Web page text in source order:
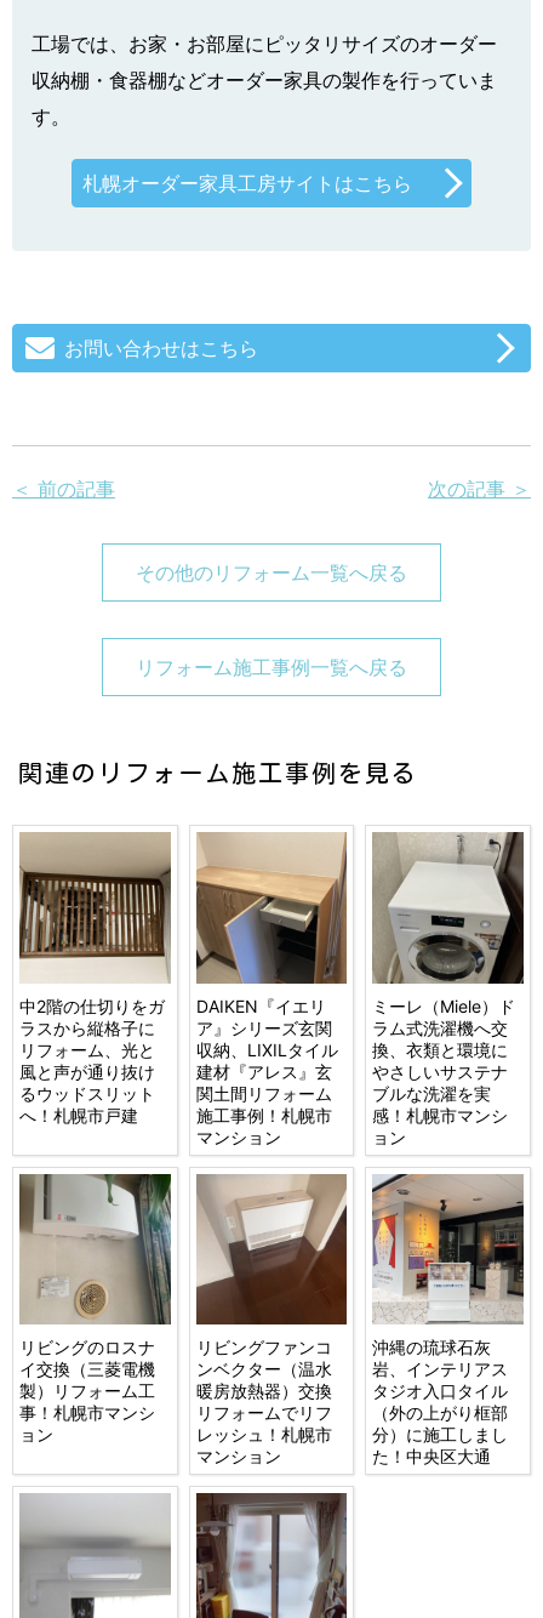
工場では、お家・お部屋にピッタリサイズのオーダー
収納棚・食器棚などオーダー家具の製作を行っていま
す。
札幌オーダー家具工房サイトはこちら
お問い合わせはこちら
＜ 前の記事 次の記事 ＞
その他のリフォーム一覧へ戻る
リフォーム施工事例一覧へ戻る
関連のリフォーム施工事例を見る
中2階の仕切りをガ
ラスから縦格子に
リフォーム、光と
風と声が通り抜け
るウッドスリット
へ！札幌市戸建
DAIKEN『イエリ
ア』シリーズ玄関
収納、LIXILタイル
建材『アレス』玄
関土間リフォーム
施工事例！札幌市
マンション
ミーレ（Miele）ド
ラム式洗濯機へ交
換、衣類と環境に
やさしいサステナ
ブルな洗濯を実
感！札幌市マンシ
ョン
リビングのロスナ
イ交換（三菱電機
製）リフォーム工
事！札幌市マンシ
ョン
リビングファンコ
ンベクター（温水
暖房放熱器）交換
リフォームでリフ
レッシュ！札幌市
マンション
沖縄の琉球石灰
岩、インテリアス
タジオ入口タイル
（外の上がり框部
分）に施工しまし
た！中央区大通